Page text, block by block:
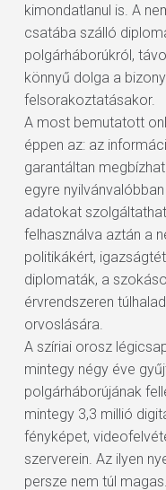
kimondatlanul is. A
csatába szálló
polgárháborúkról,
könnyű dolga a
felsorakoztatásakor.
A most bemutatott
éppen az: az
garantáltan
egyre
adatokat
felhasználva aztán a
politikákért,
diplomaták, a
érvrendszeren
orvoslására.
A szíriai orosz
mintegy négy éve
polgárháborújának
mintegy 3,3 millió
fényképet,
szerverein. Az ilyen
persze nem túl